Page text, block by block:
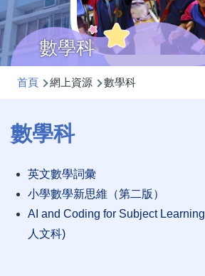
數學科
導
連
結
首頁 網上資源 數學科
數學科
英文數學詞彙
小學數學新思維（第二版）
AI and Coding for Subject
人文科)